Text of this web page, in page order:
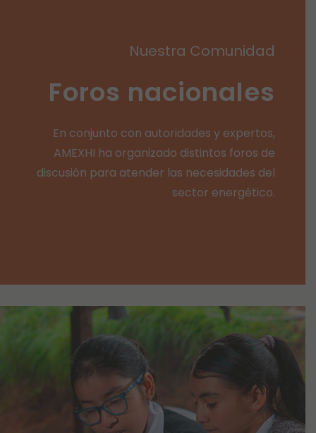
Nuestra Comunidad
Foros nacionales
En conjunto con autoridades y expertos,
AMEXHI ha organizado distintos foros de
discusión para atender las necesidades del
sector energético.